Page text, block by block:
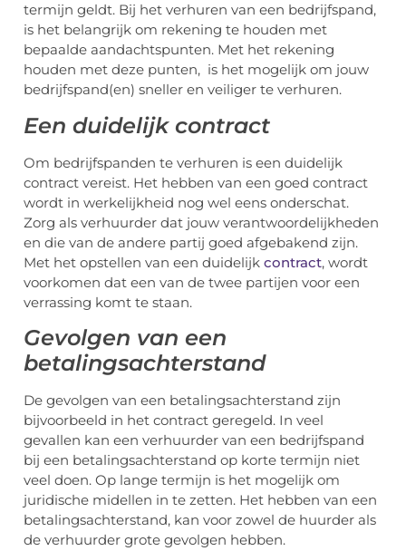
termijn geldt. Bij het verhuren van een bedrijfspand,
is het belangrijk om rekening te houden met
bepaalde aandachtspunten. Met het rekening
houden met deze punten, is het mogelijk om jouw
bedrijfspand(en) sneller en veiliger te verhuren.
Een duidelijk contract
Om bedrijfspanden te verhuren is een duidelijk
contract vereist. Het hebben van een goed contract
wordt in werkelijkheid nog wel eens onderschat.
Zorg als verhuurder dat jouw verantwoordelijkheden
en die van de andere partij goed afgebakend zijn.
Met het opstellen van een duidelijk contract, wordt
voorkomen dat een van de twee partijen voor een
verrassing komt te staan.
Gevolgen van een
betalingsachterstand
De gevolgen van een betalingsachterstand zijn
bijvoorbeeld in het contract geregeld. In veel
gevallen kan een verhuurder van een bedrijfspand
bij een betalingsachterstand op korte termijn niet
veel doen. Op lange termijn is het mogelijk om
juridische midellen in te zetten. Het hebben van een
betalingsachterstand, kan voor zowel de huurder als
de verhuurder grote gevolgen hebben.